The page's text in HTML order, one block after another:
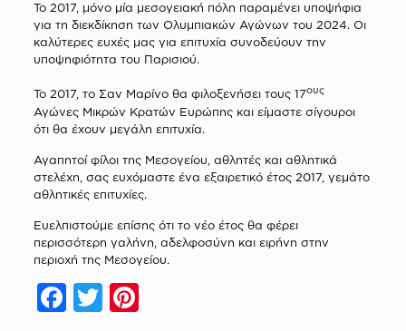
Το 2017, μόνο μία μεσογειακή πόλη παραμένει υποψήφια
για τη διεκδίκηση των Ολυμπιακών Αγώνων του 2024. Οι
καλύτερες ευχές μας για επιτυχία συνοδεύουν την
υποψηφιότητα του Παρισιού.
Το 2017, το Σαν Μαρίνο θα φιλοξενήσει τους 17ους
Αγώνες Μικρών Κρατών Ευρώπης και είμαστε σίγουροι
ότι θα έχουν μεγάλη επιτυχία.
Αγαπητοί φίλοι της Μεσογείου, αθλητές και αθλητικά
στελέχη, σας ευχόμαστε ένα εξαιρετικό έτος 2017, γεμάτο
αθλητικές επιτυχίες.
Ευελπιστούμε επίσης ότι το νέο έτος θα φέρει
περισσότερη γαλήνη, αδελφοσύνη και ειρήνη στην
περιοχή της Μεσογείου.
Facebook
TwitterPinterest